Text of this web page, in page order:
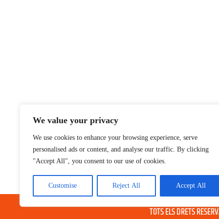
We value your privacy
We use cookies to enhance your browsing experience, serve
personalised ads or content, and analyse our traffic. By clicking
"Accept All", you consent to our use of cookies.
Customise Reject All Accept All
® GRUP TELEVISIO
TOTS ELS DRETS